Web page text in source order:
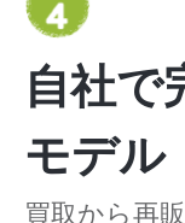
自社で
モデル
買取から再